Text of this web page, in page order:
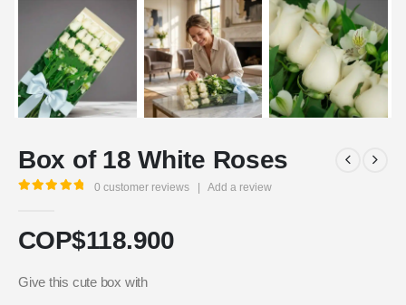
Box of 18 White Roses
0 customer reviews Add a review
COP$118.900
Give this cute box with